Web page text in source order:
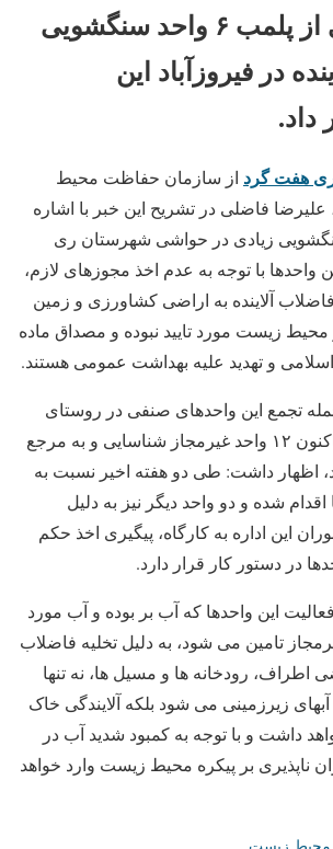
شهرستان ری از پلمب ۶ واحد سنگشویی
در فیروزآباد این
هفت گرد از سازمان حفاظت محیط
فاضلی در تشریح این خبر با اشاره
زیادی در حواشی شهرستان ری
با توجه به عدم اخذ مجوزهای لازم،
فاضلاب آلاینده به اراضی کشاورزی و زمین
زیست مورد تایید نبوده و مصداق ماده
جمله تجمع این واحدهای صنفی در روستای
فیروزآباد است که تاکنون ۱۲ واحد غیرمجاز شناسایی و به مرجع
اظهار داشت: طی دو هفته اخیر نسبت به
آنها اقدام شده و دو واحد دیگر نیز به دلیل
این اداره به کارگاه، پیگیری اخذ حکم
در دستور کار قرار دارد.
این واحدها که آب بر بوده و آب مورد
تامین می شود، به دلیل تخلیه فاضلاب
اطراف، رودخانه ها و مسیل ها، نه تنها
زیرزمینی می شود بلکه آلایندگی خاک
داشت و با توجه به کمبود شدید آب در
ناپذیری بر پیکره محیط زیست وارد خواهد